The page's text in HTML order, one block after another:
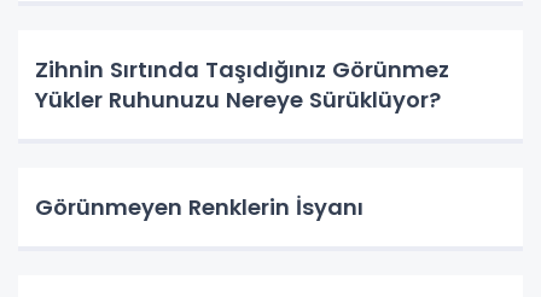
Zihnin Sırtında Taşıdığınız Görünmez
Yükler Ruhunuzu Nereye Sürüklüyor?
Görünmeyen Renklerin İsyanı